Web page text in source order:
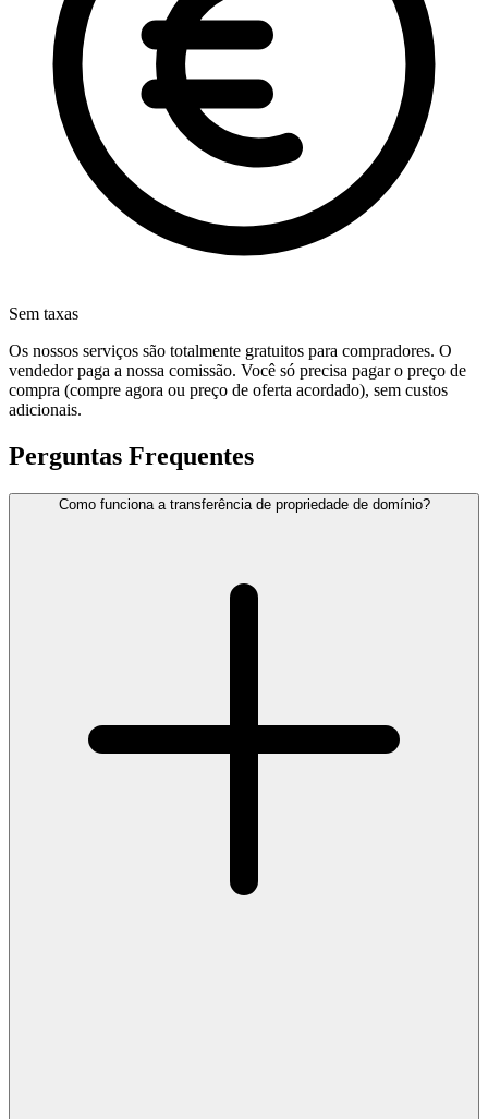
Sem taxas
Os nossos serviços são totalmente gratuitos para compradores. O
vendedor paga a nossa comissão. Você só precisa pagar o preço de
compra (compre agora ou preço de oferta acordado), sem custos
adicionais.
Perguntas Frequentes
Como funciona a transferência de propriedade de domínio?